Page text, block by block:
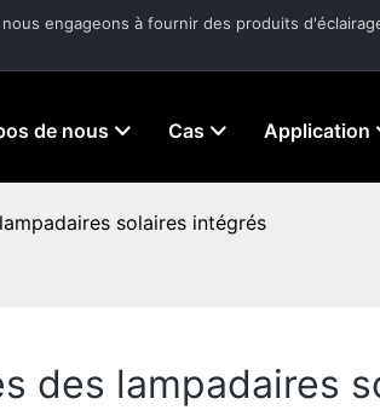
engageons à fournir des produits
de nous Cas Application
solaires intégrés
des lampadaires